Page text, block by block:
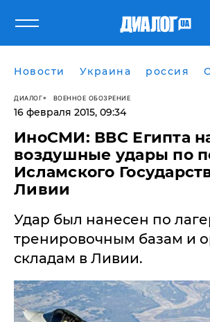
Новости Украина россия
ДИАЛОГ ВОЕННОЕ ОБОЗРЕНИЕ
16 февраля 2015, 09:34
ИноСМИ: ВВС Египта
воздушные удары по
Исламского
Ливии
Удар был нанесен по
тренировочным базам и
складам в Ливии.